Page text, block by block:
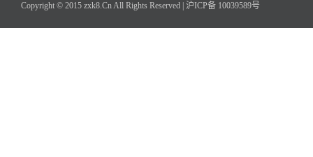
Copyright © 2015 zxk8.Cn All Rights Reserved | 沪ICP备 10039589号